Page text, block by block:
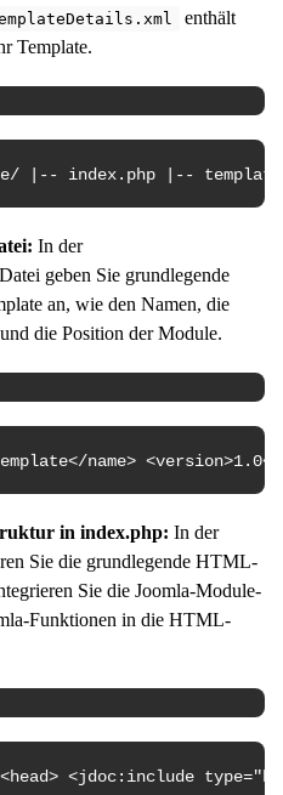
enthält
Template.
|-- index.php |--
In der
geben Sie grundlegende
an, wie den Namen, die
die Position der Module.
</name> <version>1.0</
in index.php: In der
Sie die grundlegende HTML-
Sie die Joomla-Module-
Funktionen in die HTML-
<jdoc: include type=